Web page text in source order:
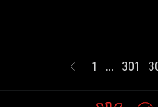
1 ... 301